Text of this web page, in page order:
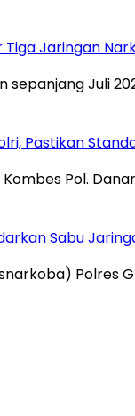
Jaringan
Juli
Pastikan
Pol.
Sabu